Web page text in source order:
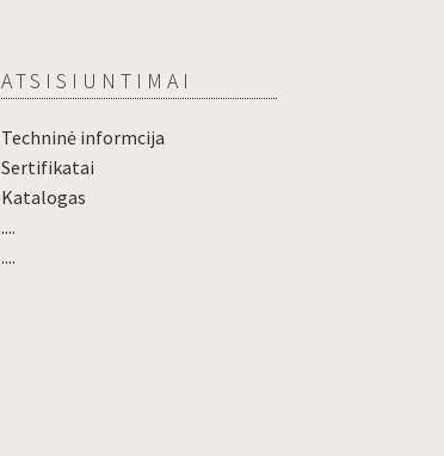
ATSISIUNTIMAI
Techninė informcija
Sertifikatai
Katalogas
....
....